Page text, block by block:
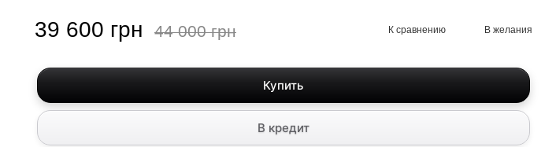
39 600 грн 44 000 грн К сравнению В желания
Купить
В кредит